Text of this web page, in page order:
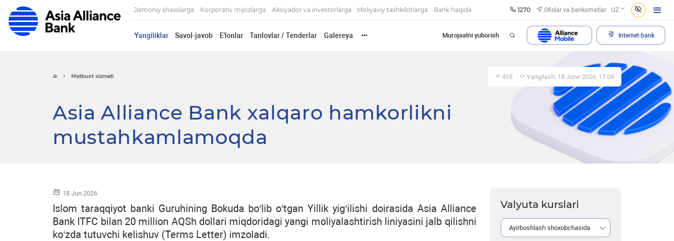
Jismoniy shaxslarga Korporativ mijozlarga Aksiyador va investorlarga Moliyaviy tashkilotlarga Bank haqida 1270 Ofislar va bankomatlar UZ
Yangiliklar Savol-javob E'lonlar Tanlovlar / Tenderlar Galereya ••• Murojaatni yuborish Internet-bank
Matbuot xizmati 455 Yangilash: 18 June 2026, 17:08
Asia Alliance Bank xalqaro hamkorlikni
mustahkamlamoqda
18 Jun 2026
Islom taraqqiyot banki Guruhining Bokuda bo‘lib o‘tgan Yillik yig‘ilishi doirasida Asia Alliance
Bank ITFC bilan 20 million AQSh dollari miqdoridagi yangi moliyalashtirish liniyasini jalb qilishni
ko‘zda tutuvchi kelishuv (Terms Letter) imzoladi.
Valyuta kurslari
Ayirboshlash shoxobchasida